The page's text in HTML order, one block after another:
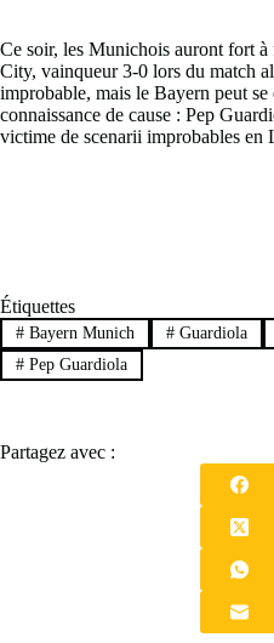
Ce soir, les Munichois auront fort à
City, vainqueur 3-0 lors du match
improbable, mais le Bayern peut se
connaissance de cause : Pep
victime de scenarii improbables en
Étiquettes
#Bayern Munich #Guardiola
#Pep Guardiola
Partagez avec :